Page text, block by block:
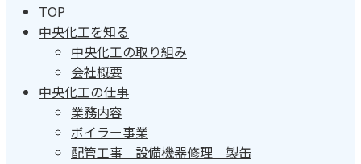
TOP
中央化工を知る
中央化工の取り組み
会社概要
中央化工の仕事
業務内容
ボイラー事業
配管工事 設備機器修理 製缶